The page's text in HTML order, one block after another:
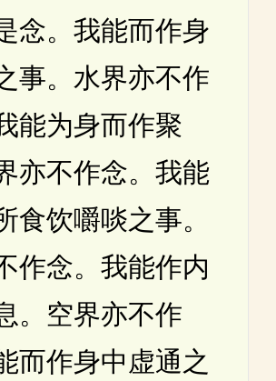
念。我能而作身
事。水界亦不作
能为身而作聚
亦不作念。我能
食饮嚼啖之事。
作念。我能作内
。空界亦不作
而作身中虚通之